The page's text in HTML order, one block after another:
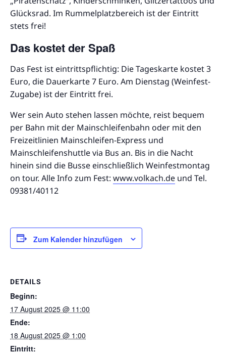
Glücksrad. Im Rummelplatzbereich ist der Eintritt
stets frei!
Das kostet der Spaß
Das Fest ist eintrittspflichtig: Die Tageskarte kostet 3
Euro, die Dauerkarte 7 Euro. Am Dienstag (Weinfest-
Zugabe) ist der Eintritt frei.
Wer sein Auto stehen lassen möchte, reist bequem
per Bahn mit der Mainschleifenbahn oder mit den
Freizeitlinien Mainschleifen-Express und
Mainschleifenshuttle via Bus an. Bis in die Nacht
hinein sind die Busse einschließlich Weinfestmontag
on tour. Alle Info zum Fest: www.volkach.de und Tel.
09381/40112
Zum Kalender hinzufügen
DETAILS
Beginn:
17 August 2025 @ 11:00
Ende:
18 August 2025 @ 1:00
Eintritt: